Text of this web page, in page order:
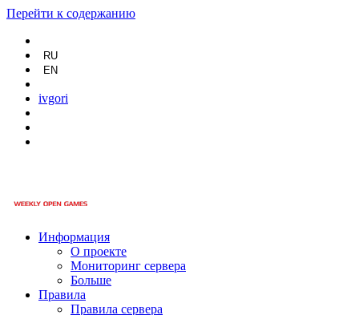
Перейти к содержанию
RU
EN
ivgori
Информация
О проекте
Мониторинг сервера
Больше
Правила
Правила сервера